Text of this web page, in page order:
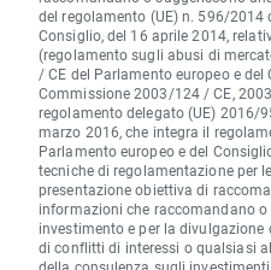
del regolamento (UE) n. 596/2014
Consiglio, del 16 aprile 2014,
(regolamento sugli abusi di
/ CE del Parlamento europeo e
Commissione 2003/124 / CE,
regolamento delegato (UE) 2016/
marzo 2016, che integra il
Parlamento europeo e del
tecniche di regolamentazione per
presentazione obiettiva di
informazioni che raccomandano
investimento e per la
di conflitti di interessi o qualsiasi